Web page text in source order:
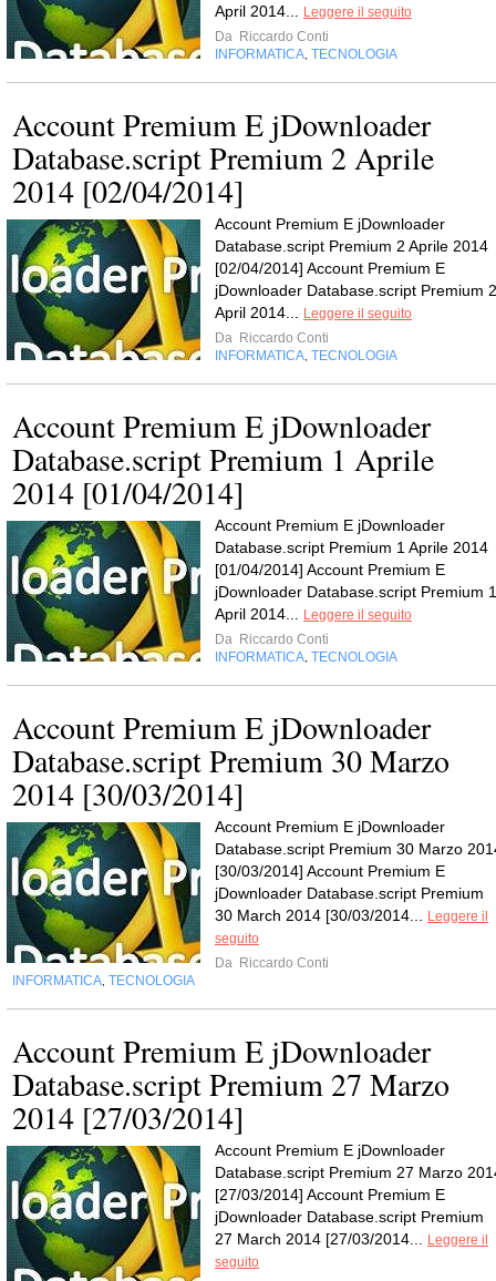
April 2014... Leggere il seguito
Da Riccardo Conti
INFORMATICA, TECNOLOGIA
Account Premium E jDownloader
Database.script Premium 2 Aprile
2014 [02/04/2014]
Account Premium E jDownloader
Database.script Premium 2 Aprile 2014
[02/04/2014] Account Premium E
jDownloader Database.script Premium 2
April 2014... Leggere il seguito
Da Riccardo Conti
INFORMATICA, TECNOLOGIA
Account Premium E jDownloader
Database.script Premium 1 Aprile
2014 [01/04/2014]
Account Premium E jDownloader
Database.script Premium 1 Aprile 2014
[01/04/2014] Account Premium E
jDownloader Database.script Premium 1
April 2014... Leggere il seguito
Da Riccardo Conti
INFORMATICA, TECNOLOGIA
Account Premium E jDownloader
Database.script Premium 30 Marzo
2014 [30/03/2014]
Account Premium E jDownloader
Database.script Premium 30 Marzo
[30/03/2014] Account Premium E
jDownloader Database.script Premium
30 March 2014 [30/03/2014... Leggere il
seguito
Da Riccardo Conti
INFORMATICA, TECNOLOGIA
Account Premium E jDownloader
Database.script Premium 27 Marzo
2014 [27/03/2014]
Account Premium E jDownloader
Database.script Premium 27 Marzo
[27/03/2014] Account Premium E
jDownloader Database.script Premium
27 March 2014 [27/03/2014... Leggere il
seguito